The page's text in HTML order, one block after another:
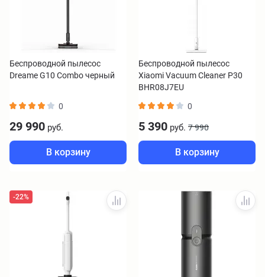
Беспроводной пылесос
Dreame G10 Combo черный
0
29 990 руб.
В корзину
Беспроводной пылесос
Xiaomi Vacuum Cleaner P30
BHR08J7EU
0
5 390 руб. 7 990
В корзину
-22%